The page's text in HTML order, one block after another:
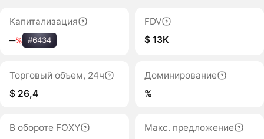
Капитализация
‒% #6434
FDV
$ 13K
Торговый объем, 24ч
$ 26,4
Доминирование
%
В обороте FOXY
Макс. предложение